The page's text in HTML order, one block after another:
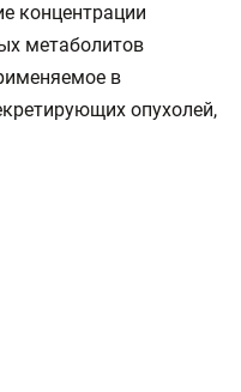
концентрации
метаболитов
в
опухолей,